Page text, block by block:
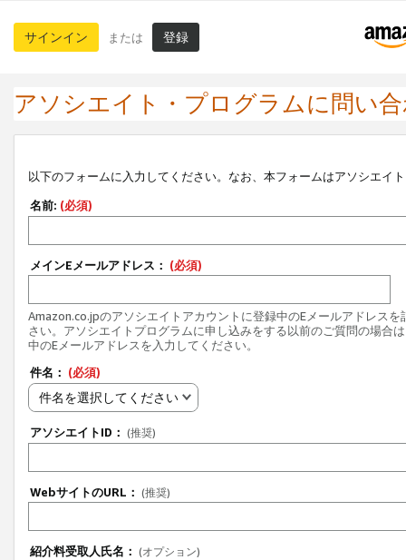
サインイン または 登録
アソシエイト・プログラムに問い
以下のフォームに入力してください。なお、本フォームはアソシエイ
名前: (必須)
メインEメールアドレス： (必須)
Amazon.co.jpのアソシエイトアカウントに登録中のEメールアドレスを
さい。アソシエイトプログラムに申し込みをする以前のご質問の場合
中のEメールアドレスを入力してください。
件名： (必須)
件名を選択してください
アソシエイトID： (推奨)
WebサイトのURL： (推奨)
紹介料受取人氏名： (オプション)